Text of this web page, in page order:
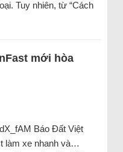
Tuy nhiên, từ “Cách
mới hòa
Báo Đất Việt
làm xe nhanh và…